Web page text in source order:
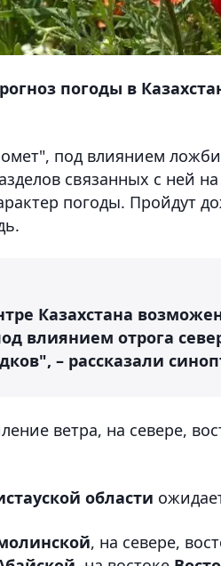
погоды в
под влиянием
связанных с ней
погоды. Пройдут
Казахстана
влиянием отрога
– рассказали
ветра, на севере,
области
, на севере,